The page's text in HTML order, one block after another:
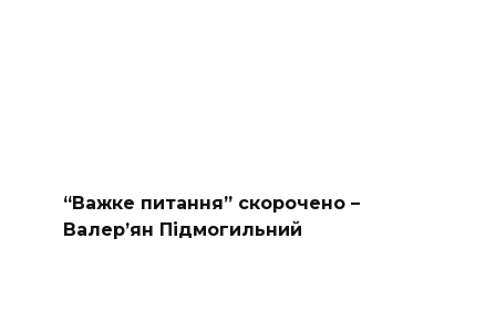
“Важке питання” скорочено –
Валер’ян Підмогильний